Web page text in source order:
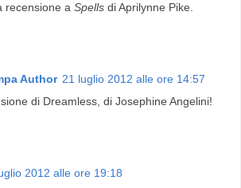
recensione a Spells di Aprilynne Pike.
Author 21 luglio 2012 alle ore 14:57
di Dreamless, di Josephine Angelini!
2012 alle ore 19:18